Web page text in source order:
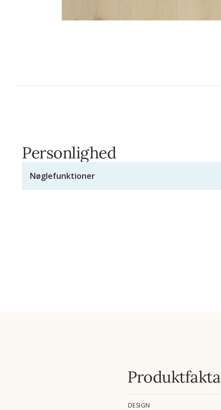
Personlighed
Nøglefunktioner
Produktfakta
DESIGN